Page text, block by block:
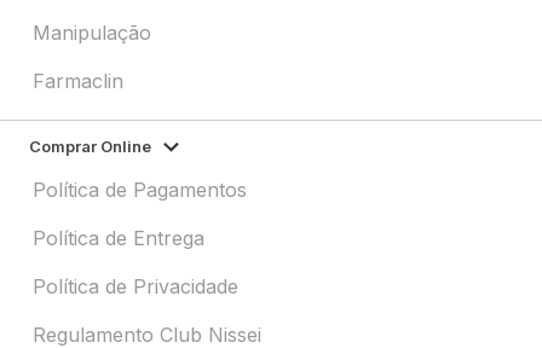
Manipulação
Farmaclin
Comprar Online
Política de Pagamentos
Política de Entrega
Política de Privacidade
Regulamento Club Nissei